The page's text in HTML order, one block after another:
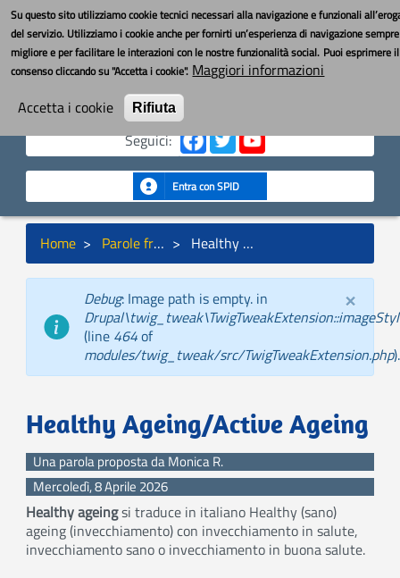
Su questo sito utilizziamo cookie tecnici necessari alla navigazione e funzionali
del servizio. Utilizziamo i cookie anche per fornirti un’esperienza di navigazione sempre
migliore e per facilitare le interazioni con le nostre funzionalità social. Puoi esprimere
consenso cliccando su "Accetta i cookie". Maggiori informazioni
Accetta i cookie
Rifiuta
Salta
contenuto
principale
YouBOS Toggle
MENU
Seguici:
Entra con SPID
Briciole
di
Home Parole fra noi Healthy Ageing/Active Ageing
Messaggio
di
stato
Debug: Image path is empty. in
(line 464of
modules/twig_tweak/src/TwigTweakExtension.php).
×
Healthy Ageing/Active Ageing
Una parola proposta da Monica R.
Mercoledì, 8 Aprile 2026
Healthy ageingsi traduce in italiano Healthy(sano)
ageing(invecchiamento)con invecchiamento in salute,
invecchiamento sano o invecchiamento in buona salute.